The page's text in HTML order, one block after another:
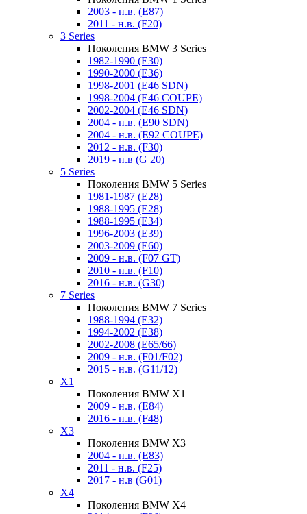
2003 - н.в. (E87)
2011 - н.в. (F20)
3 Series
Поколения BMW 3 Series
1982-1990 (E30)
1990-2000 (E36)
1998-2001 (E46 SDN)
1998-2004 (E46 COUPE)
2002-2004 (E46 SDN)
2004 - н.в. (E90 SDN)
2004 - н.в. (E92 COUPE)
2012 - н.в. (F30)
2019 - н.в (G 20)
5 Series
Поколения BMW 5 Series
1981-1987 (E28)
1988-1995 (E28)
1988-1995 (E34)
1996-2003 (E39)
2003-2009 (E60)
2009 - н.в. (F07 GT)
2010 - н.в. (F10)
2016 - н.в. (G30)
7 Series
Поколения BMW 7 Series
1988-1994 (E32)
1994-2002 (E38)
2002-2008 (E65/66)
2009 - н.в. (F01/F02)
2015 - н.в. (G11/12)
X1
Поколения BMW X1
2009 - н.в. (E84)
2016 - н.в. (F48)
X3
Поколения BMW X3
2004 - н.в. (E83)
2011 - н.в. (F25)
2017 - н.в (G01)
X4
Поколения BMW X4